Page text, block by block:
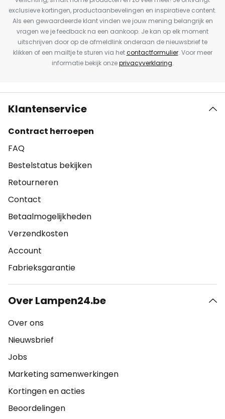
exclusieve kortingen, productaanbevelingen en inspiratieve content.
Als een gewaardeerde klant vinden we jouw mening belangrijk en
vragen we je feedback na een aankoop. Je kan op elk moment
uitschrijven door op de afmeldlink onderaan de nieuwsbrief te
klikken of een mailtje te sturen via hetcontactformulier. Voor meer
informatie bekijk onzeprivacyverklaring.
Klantenservice
Contract herroepen
FAQ
Bestelstatus bekijken
Retourneren
Contact
Betaalmogelijkheden
Verzendkosten
Account
Fabrieksgarantie
Over Lampen24.be
Over ons
Nieuwsbrief
Jobs
Marketing samenwerkingen
Kortingen en acties
Beoordelingen